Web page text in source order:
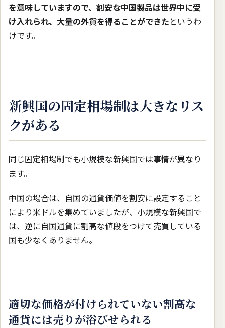
を意味していますので、割安な中国製品は世界中に受
け入れられ、大量の外貨を得ることができたというわ
けです。
新興国の固定相場制は大きなリス
クがある
同じ固定相場制でも小規模な新興国では事情が異なり
ます。
中国の場合は、自国の通貨価値を割安に設定すること
により米ドルを集めていましたが、小規模な新興国で
は、逆に自国通貨に割高な値段をつけて売買している
国も少なくありません。
適切な価格が付けられていない割高な
通貨には売りが浴びせられる